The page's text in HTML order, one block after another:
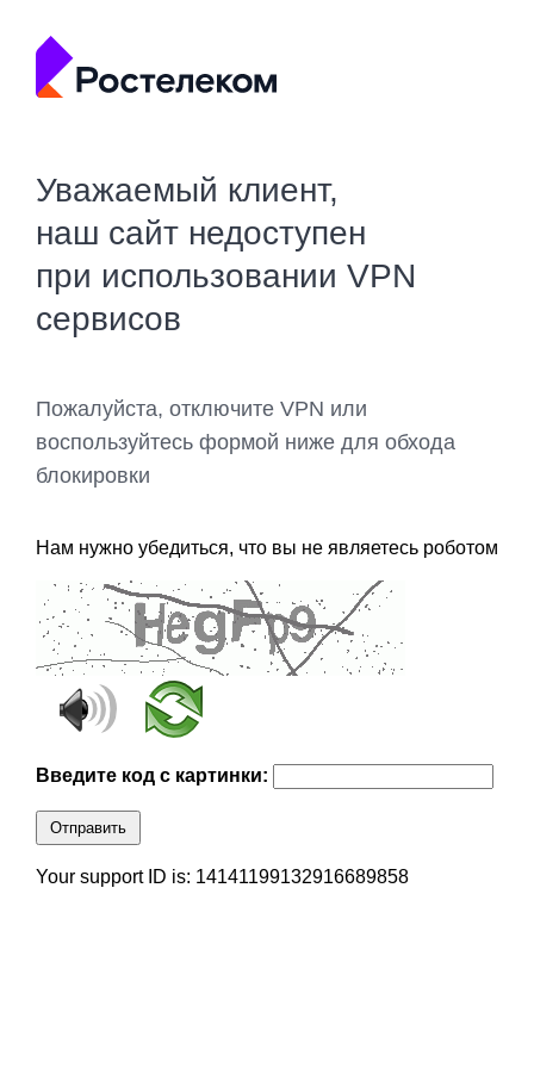
Уважаемый клиент,
наш сайт недоступен
при использовании VPN
сервисов
Пожалуйста, отключите VPN или
воспользуйтесь формой ниже для обхода
блокировки
Нам нужно убедиться, что вы не являетесь роботом
Введите код с картинки:
Отправить
Your support ID is: 14141199132916689858